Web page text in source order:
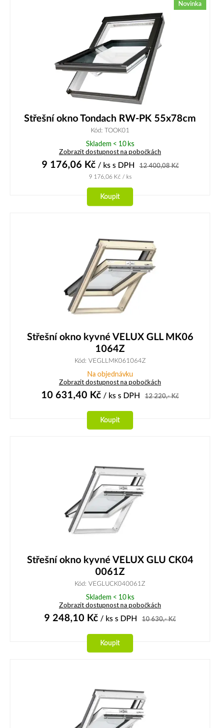
Novinka
Střešní okno Tondach RW-PK 55x78cm
Kód: TOOK01
Skladem < 10 ks
Zobrazit dostupnost na pobočkách
9 176,06 Kč/ ks s DPH 12 400,08Kč
9 176,06Kč / ks
Koupit
Střešní okno kyvné VELUX GLL MK06
1064Z
Kód: VEGLLMK061064Z
Na objednávku
Zobrazit dostupnost na pobočkách
10 631,40 Kč / ks s DPH 12 220,-Kč
Koupit
Střešní okno kyvné VELUX GLU CK04
0061Z
Kód: VEGLUCK040061Z
Skladem < 10 ks
Zobrazit dostupnost na pobočkách
9 248,10 Kč / ks s DPH 10 630,-Kč
Koupit